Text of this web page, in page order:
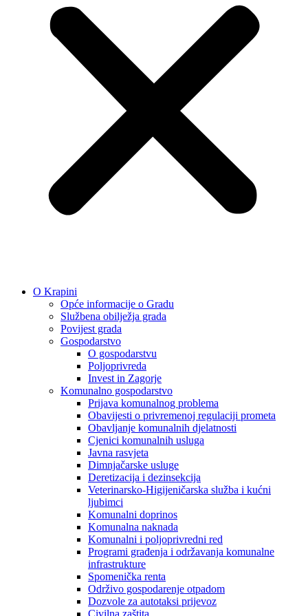
O Krapini
Opće informacije o Gradu
Službena obilježja grada
Povijest grada
Gospodarstvo
O gospodarstvu
Poljoprivreda
Invest in Zagorje
Komunalno gospodarstvo
Prijava komunalnog problema
Obavijesti o privremenoj regulaciji prometa
Obavljanje komunalnih djelatnosti
Cjenici komunalnih usluga
Javna rasvjeta
Dimnjačarske usluge
Deretizacija i dezinsekcija
Veterinarsko-Higijeničarska služba i kućni
ljubimci
Komunalni doprinos
Komunalna naknada
Komunalni i poljoprivredni red
Programi građenja i održavanja komunalne
infrastrukture
Spomenička renta
Održivo gospodarenje otpadom
Dozvole za autotaksi prijevoz
Civilna zaštita